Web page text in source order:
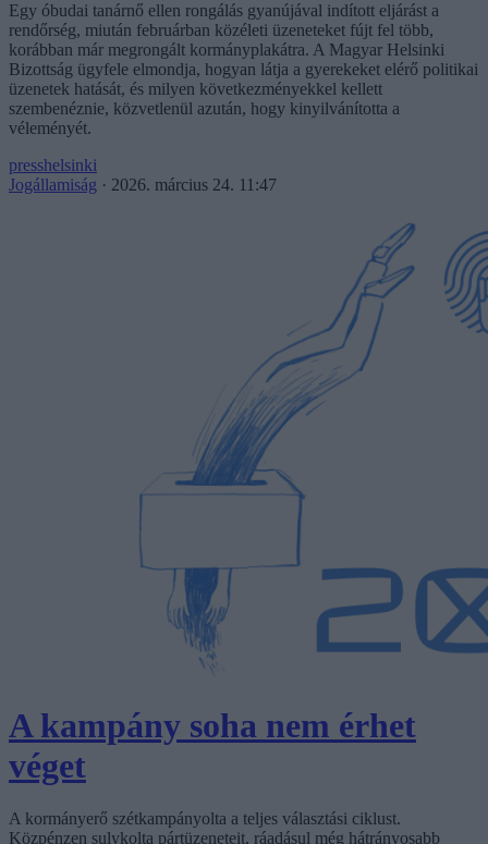
Egy óbudai tanárnő ellen rongálás gyanújával indított eljárást a
rendőrség, miután februárban közéleti üzeneteket fújt fel több,
korábban már megrongált kormányplakátra. A Magyar Helsinki
Bizottság ügyfele elmondja, hogyan látja a gyerekeket elérő politikai
üzenetek hatását, és milyen következményekkel kellett
szembenéznie, közvetlenül azután, hogy kinyilvánította a
véleményét.
presshelsinki
Jogállamiság · 2026. március 24. 11:47
A kampány soha nem érhet
véget
A kormányerő szétkampányolta a teljes választási ciklust.
Közpénzen sulykolta pártüzeneteit, ráadásul még hátrányosabb